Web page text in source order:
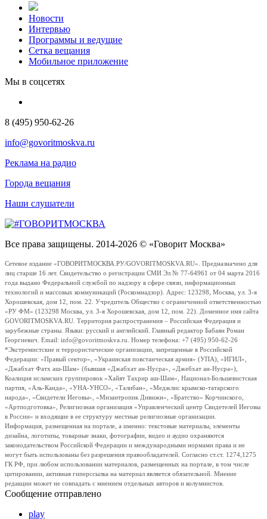
Новости
Интервью
Программы и ведущие
Сетка вещания
Мобильное приложение
Мы в соцсетях
8 (495) 950-62-26
info@govoritmoskva.ru
Реклама на радио
Города вещания
Наши слушатели
Все права защищены. 2014-2026 © «Говорит Москва»
Сетевое издание «ГОВОРИТМОСКВА.РУ/GOVORITMOSKVA.RU». Предназначено для
лиц старше 16 лет. Свидетельство о регистрации СМИ Эл № 77-64961 от 04 марта 2016
года выдано Федеральной службой по надзору в сфере связи, информационных
технологий и массовых коммуникаций (Роскомнадзор). Адрес: 123298, Москва, ул. 3-я
Хорошевская, дом 12, пом. 22. Учредитель Общество с ограниченной ответственностью
«РУ ФМ» (123298 Москва, ул. 3-я Хорошевская, дом 12, пом. 22). Доменное имя сайта
GOVORITMOSKVA.RU. Территория распространения – Российская Федерация и
зарубежные страны. Языки: русский и английский. Главный редактор Бабаян Роман
Георгиевич. Email: info@govoritmoskva.ru. Номер телефона: +7 (495) 950-62-26
*Экстремистские и террористические организации, запрещенные в Российской
Федерации: «Правый сектор», «Украинская повстанческая армия» (УПА), «ИГИЛ»,
«Джабхат Фатх аш-Шам» (бывшая «Джабхат ан-Нусра», «Джебхат ан-Нусра»),
Коалиция исламских группировок «Хайят Тахрир аш-Шам», Национал-Большевистская
партия, «Аль-Каида», «УНА-УНСО», «Талибан», «Меджлис крымско-татарского
народа», «Свидетели Иеговы», «Мизантропик Дивижн», «Братство» Корчинского,
«Артподготовка», Религиозная организация «Управленческий центр Свидетелей Иеговы
в России» и входящие в ее структуру местные религиозные организации.
Информация, размещенная на портале, а именно: текстовые материалы, элементы
дизайна, логотипы, товарные знаки, фотографии, видео и аудио охраняются
законодательством Российской Федерации и международными нормами права и не
могут быть использованы без разрешения правообладателей. Согласно ст.ст. 1274,1275
ГК РФ, при любом использовании материалов, размещенных на портале, в том числе
цитировании, активная гиперссылка на материал является обязательной. Мнение
редакции может не совпадать с мнением отдельных авторов и колумнистов.
Сообщение отправлено
play